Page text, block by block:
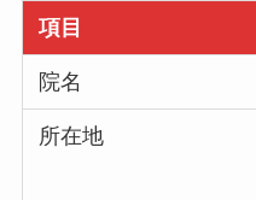
項目
院名
所在地